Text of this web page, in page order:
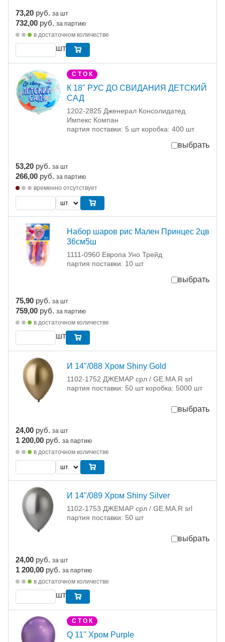
73,20 руб. за шт
732,00 руб. за партию
в достаточном количестве
шт
С Т О К
К 18" РУС ДО СВИДАНИЯ ДЕТСКИЙ
САД
1202-2825 Дженерал Консолидатед
Импекс Компан
партия поставки: 5 шт коробка: 400 шт
выбрать
53,20 руб. за шт
266,00 руб. за партию
временно отсутствует
Набор шаров рис Мален Принцес 2цв
36см5ш
1111-0960 Европа Уно Трейд
партия поставки: 10 шт
выбрать
75,90 руб. за шт
759,00 руб. за партию
в достаточном количестве
шт
И 14"/088 Хром Shiny Gold
1102-1752 ДЖЕМАР срл / GE.MA.R srl
партия поставки: 50 шт коробка: 5000 шт
выбрать
24,00 руб. за шт
1 200,00 руб. за партию
в достаточном количестве
И 14"/089 Хром Shiny Silver
1102-1753 ДЖЕМАР срл / GE.MA.R srl
партия поставки: 50 шт
выбрать
24,00 руб. за шт
1 200,00 руб. за партию
в достаточном количестве
шт
С Т О К
Q 11" Хром Purple